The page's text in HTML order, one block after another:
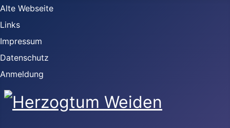
Alte Webseite
Links
Impressum
Datenschutz
Anmeldung